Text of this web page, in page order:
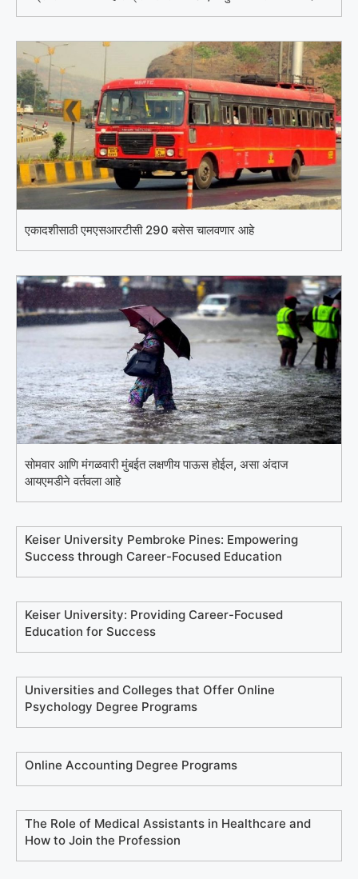
एकादशीसाठी एमएसआरटीसी 290 बसेस चालवणार आहे
सोमवार आणि मंगळवारी मुंबईत लक्षणीय पाऊस होईल, असा अंदाज
आयएमडीने वर्तवला आहे
Keiser University Pembroke Pines: Empowering
Success through Career-Focused Education
Keiser University: Providing Career-Focused
Education for Success
Universities and Colleges that Offer Online
Psychology Degree Programs
Online Accounting Degree Programs
The Role of Medical Assistants in Healthcare and
How to Join the Profession